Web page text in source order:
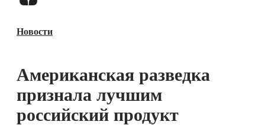
Блокчейн
Технологии
Новости
Американская разведка
признала лучшим
российский продукт